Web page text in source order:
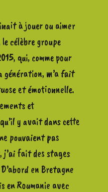
à jouer ou aimer
célèbre groupe
qui, comme pour
génération, m’a fait
et émotionnelle.
et
y avait dans cette
pouvaient pas
j’ai fait des stages
en Bretagne
en Roumanie avec